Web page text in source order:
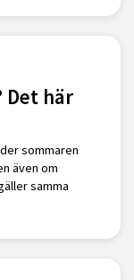
Det här
sommaren
även om
samma